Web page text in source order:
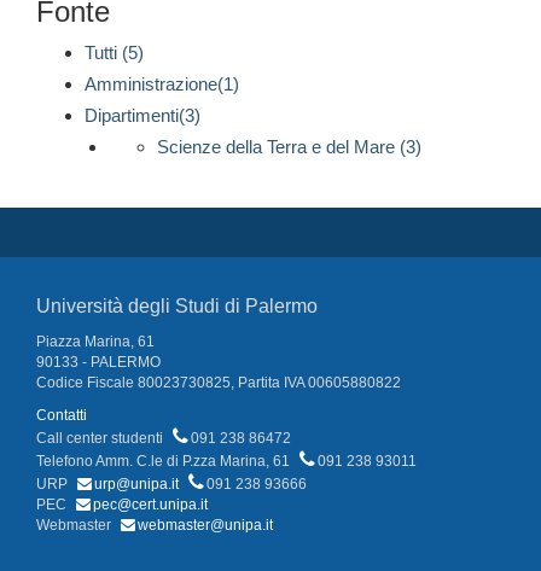
Fonte
Tutti (5)
Amministrazione(1)
Dipartimenti(3)
Scienze della Terra e del Mare (3)
Università degli Studi di Palermo
Piazza Marina, 61
90133 - PALERMO
Codice Fiscale 80023730825, Partita IVA 00605880822
Contatti
Call center studenti
091 238 86472
Telefono Amm. C.le di P.zza Marina, 61
091 238 93011
URP
urp@unipa.it
091 238 93666
PEC
pec@cert.unipa.it
Webmaster
webmaster@unipa.it